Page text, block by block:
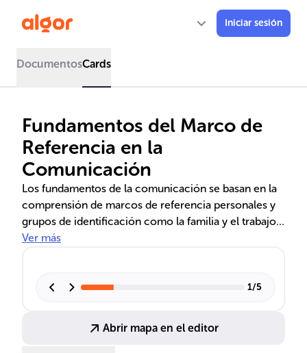
Iniciar sesión
DocumentosCards
Fundamentos del Marco de
Referencia en la
Comunicación
Los fundamentos de la comunicación se basan en la
comprensión de marcos de referencia personales y
grupos de identificación como la familia y el trabajo.
Las dimensiones físicas, sociales y psicológicas del
para la interpretación de mensajes. El uso adecuado
efectiva en diversos ámbitos.
Ver más
1/5
Abrir mapa en el editor